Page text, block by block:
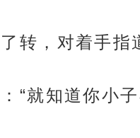
转，对着手指
“就知道你小